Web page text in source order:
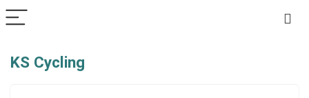
KS Cycling